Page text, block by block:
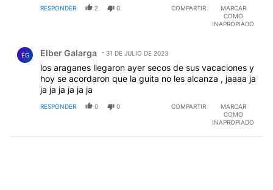
RESPONDER 2 0 COMPARTIR
MARCAR
COMO
INAPROPIADO
EG Elber Galarga 31 DE JULIO DE 2023
los araganes llegaron ayer secos de sus vacaciones y
hoy se acordaron que la guita no les alcanza , jaaaa ja
ja ja ja ja ja ja
RESPONDER 0 0 COMPARTIR
MARCAR
COMO
INAPROPIADO